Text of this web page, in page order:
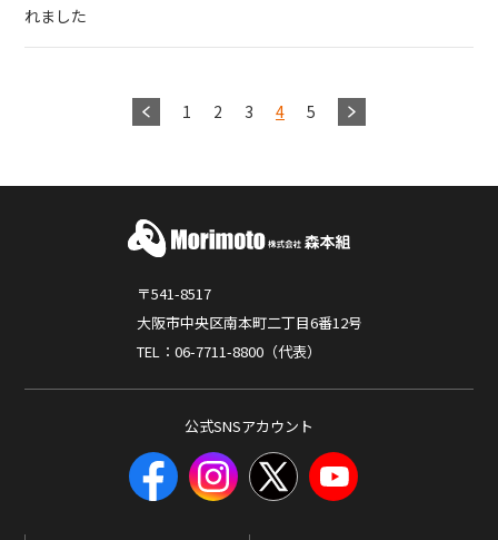
れました
1 2 3 4 5
〒541-8517
大阪市中央区南本町二丁目6番12号
TEL：06-7711-8800（代表）
公式SNSアカウント